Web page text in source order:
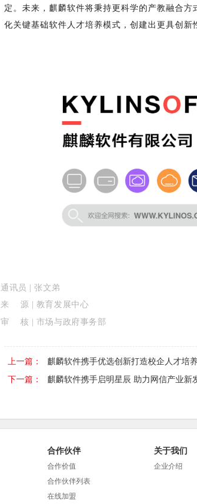
定。未来，麒麟软件将秉持更科学的产教融合
化关键基础软件人才培养模式，创建出更具创新
通讯员 | 张文弟
来 源 | 教育发展中心
审 核 | 市场与政府事务部
上一篇：
麒麟软件携手优选创新打造校企人才培
下一篇：
麒麟软件携手启明星辰 助力网信产业新
合作伙伴
合作价值
合作伙伴列表
在线加盟
关于我们
企业介绍